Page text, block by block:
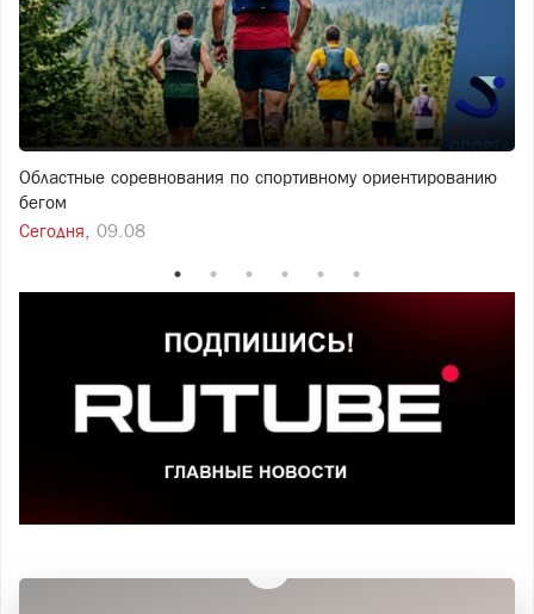
Областные соревнования по спортивному ориентированию
бегом
Сегодня,
09.08